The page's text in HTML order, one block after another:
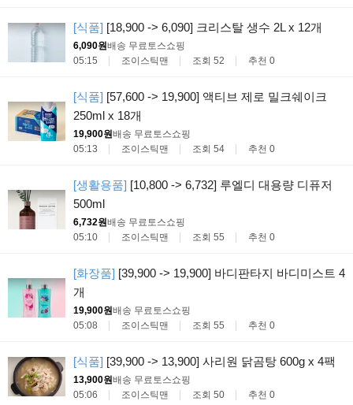
[식품] [18,900 -> 6,090] 크리스탈 생수 2L x 12개
6,090원배송 무료토스쇼핑
05:15
조이스틱맨 조회 52 추천 0
[식품] [57,600 -> 19,900] 액티브 제로 밀크쉐이크
250ml x 18개
19,900원배송 무료토스쇼핑
05:13
조이스틱맨 조회 54 추천 0
[생활용품] [10,800 -> 6,732] 루엘디 대용량 디퓨저
500ml
6,732원배송 무료토스쇼핑
05:10
조이스틱맨 조회 55 추천 0
[화장품] [39,900 -> 19,900] 바디판타지 바디미스트 4
개
19,900원배송 무료토스쇼핑
05:08
조이스틱맨 조회 55 추천 0
[식품] [39,900 -> 13,900] 사리원 닭곰탕 600g x 4팩
13,900원배송 무료토스쇼핑
05:06
조이스틱맨 조회 50 추천 0